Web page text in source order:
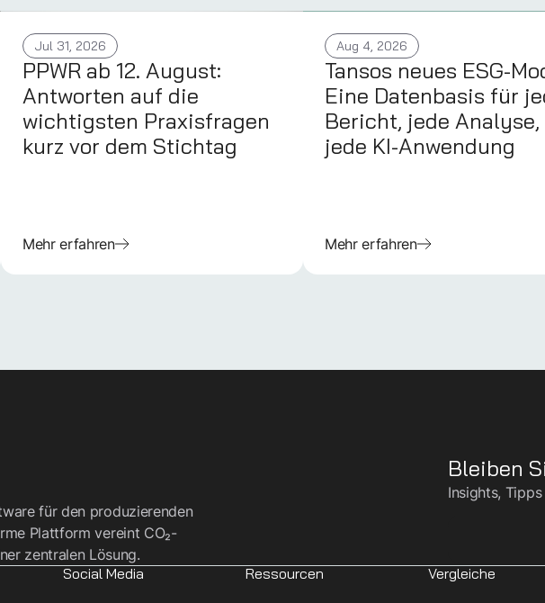
Jul 31, 2026
PPWR ab 12. August:
Antworten auf die
wichtigsten Praxisfragen
kurz vor dem Stichtag
Mehr erfahren
Aug 4, 2026
Tansos neues ESG-
Eine Datenbasis für
Bericht, jede Analyse,
jede KI-Anwendung
Mehr erfahren
für den produzierenden
Plattform vereint CO₂-
zentralen Lösung.
Bleiben
Insights,
Social Media Ressourcen Vergleiche